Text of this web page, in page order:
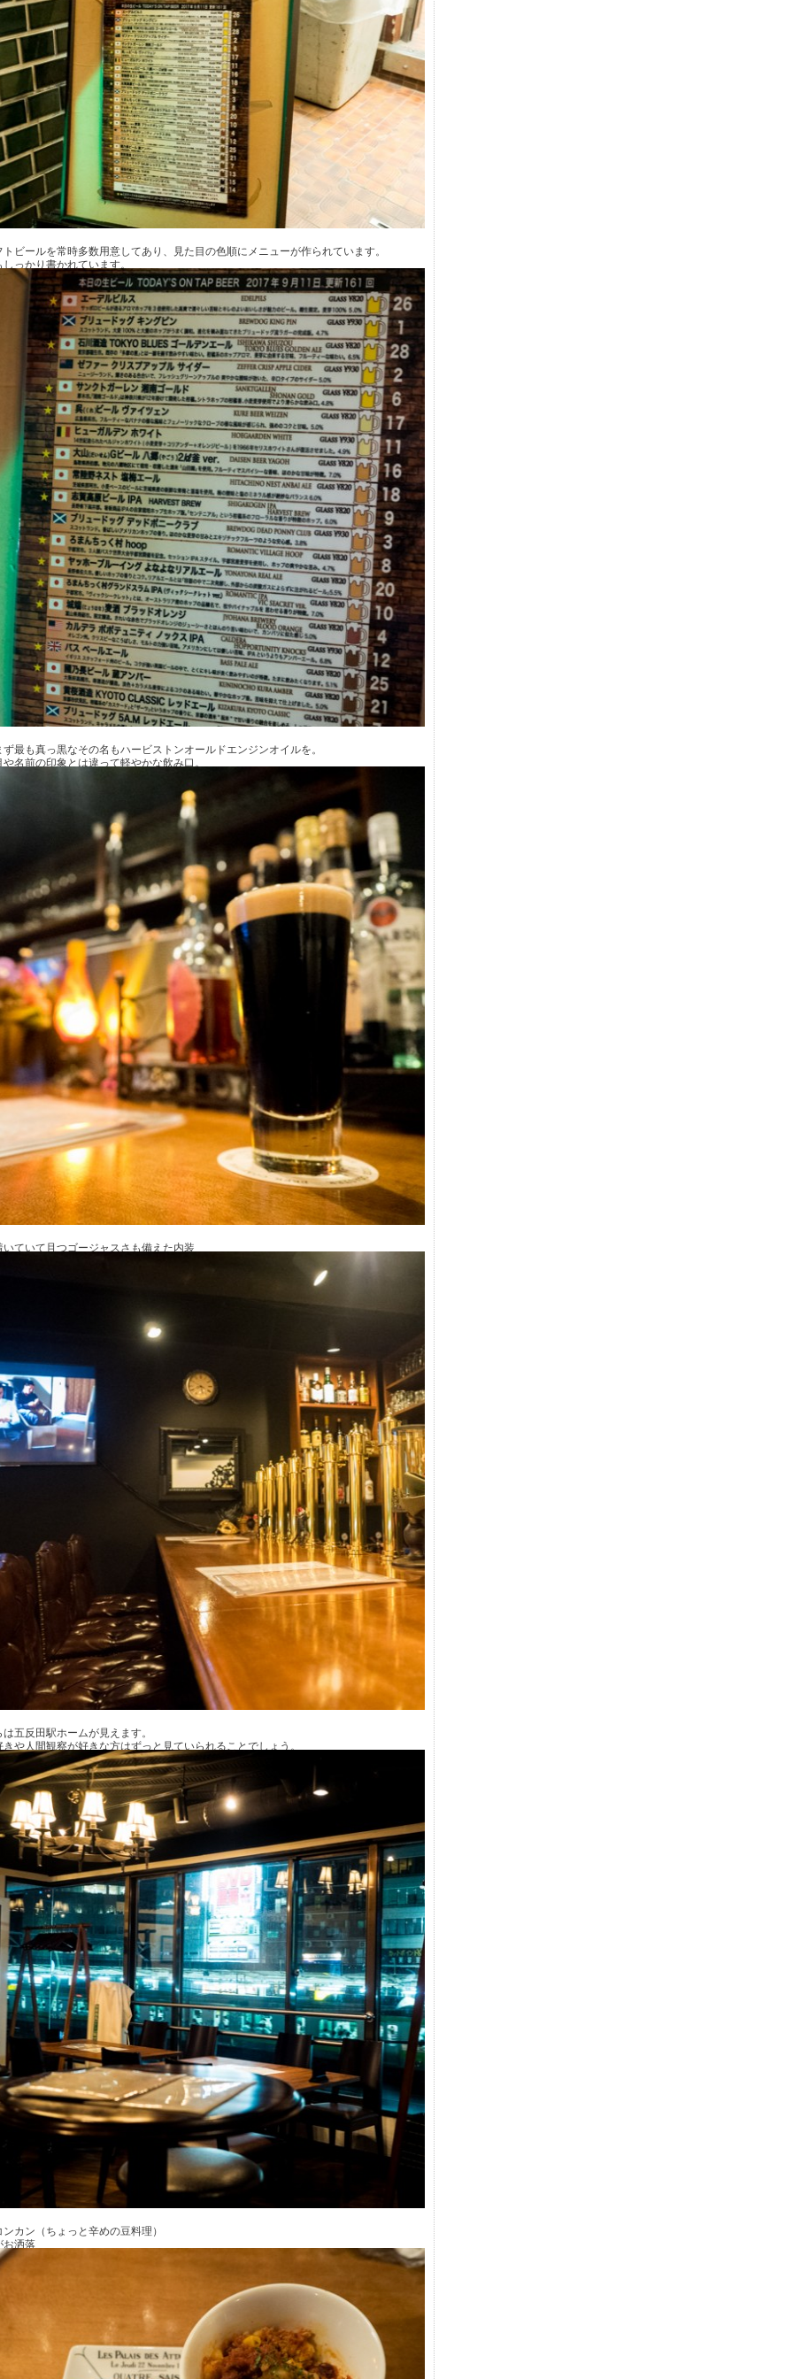
トビールを常時多数用意してあり、見た目の色順にメニューが作られています。
っかり書かれています。
ず最も真っ黒なその名もハービストンオールドエンジンオイルを。
や名前の印象とは違って軽やかな飲み口。
いていて且つゴージャスさも備えた内装
は五反田駅ホームが見えます。
きや人間観察が好きな方はずっと見ていられることでしょう。
ンカン（ちょっと辛めの豆料理）
お洒落